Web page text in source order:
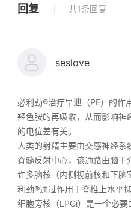
回复 共1条回复
seslove
必利劲®治疗早泄（PE）的作
羟色胺的再吸收，从而影响神
的电位差有关。
人类的射精主要由交感神经
脊髓反射中心，该通路由脑干
许多脑核（内侧视前核和下脑
利劲®通过作用于脊椎上水平
细胞旁核（LPGi）是一个必